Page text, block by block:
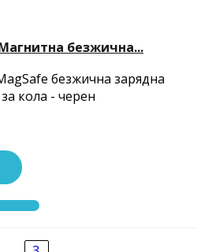
Магнитна безжична...
безжична зарядна
кола - черен